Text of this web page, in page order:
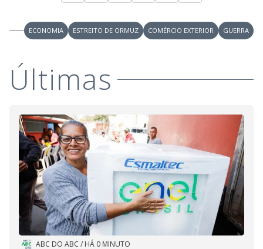
ECONOMIA ESTREITO DE ORMUZ COMÉRCIO EXTERIOR GUERRA
Últimas
ABC DO ABC / HÁ 0 MINUTO